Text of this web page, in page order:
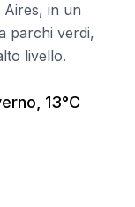
Aires, in un
parchi verdi,
livello.
13°C